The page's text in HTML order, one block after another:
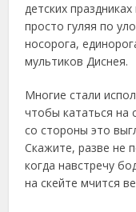
детских
просто гуляя по
носорога,
мультиков Диснея.
Многие стали
чтобы кататься на
со стороны это
Скажите, разве не
когда навстречу
на скейте мчится